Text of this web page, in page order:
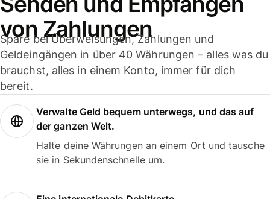
von Zahlungen
Spare bei Überweisungen, Zahlungen und
Geldeingängen in über 40 Währungen – alles was du
brauchst, alles in einem Konto, immer für dich
bereit.
Verwalte Geld bequem unterwegs, und das auf
der ganzen Welt.
Halte deine Währungen an einem Ort und tausche
sie in Sekundenschnelle um.